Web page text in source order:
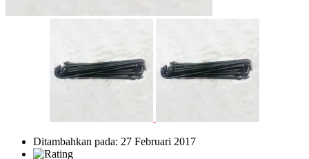
Ditambahkan pada: 27 Februari 2017